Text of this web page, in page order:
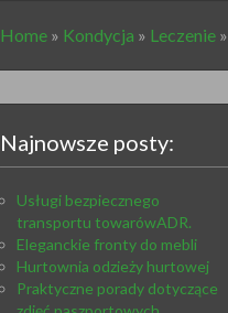
Home » Kondycja » Leczenie »
Najnowsze posty:
Usługi bezpiecznego
transportu towarówADR.
Eleganckie fronty do mebli
Hurtownia odzieży hurtowej
Praktyczne porady dotyczące